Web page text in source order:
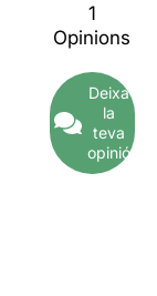
1
Opinions
Deixa
la
teva
opinió